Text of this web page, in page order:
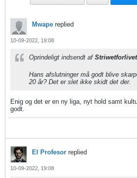
Mwape replied
10-09-2022, 19:08
Oprindeligt indsendt af
Hans afslutninger må godt blive
20 år? Det er slet ikke skidt det der.
Enig og det er en ny liga, nyt hold samt
godt.
El Profesor replied
10-09-2022, 19:08